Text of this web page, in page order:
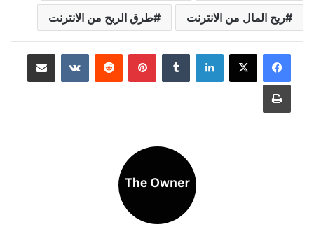
ربح المال من الانترنت طرق الربح من الانترنت
لينكدإن بينتيريست مشاركة عبر البريد
طباعة